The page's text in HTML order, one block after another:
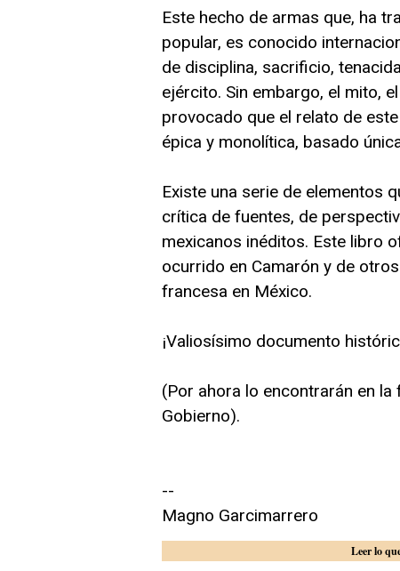
Este hecho de armas que, ha
popular, es conocido
de disciplina, sacrificio,
ejército. Sin embargo, el mito,
provocado que el relato de
épica y monolítica, basado
Existe una serie de elementos
crítica de fuentes, de
mexicanos inéditos. Este libro
ocurrido en Camarón y de
francesa en México.
¡Valiosísimo documento
(Por ahora lo encontrarán en
Gobierno).
--
Magno Garcimarrero
Leer lo